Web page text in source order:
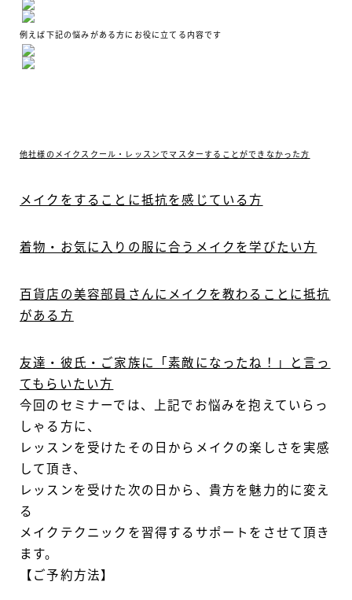
例えば下記の悩みがある方にお役に立てる内容です
他社様のメイクスクール・レッスンでマスターすることができなかった方
メイクをすることに抵抗を感じている方
着物・お気に入りの服に合うメイクを学びたい方
百貨店の美容部員さんにメイクを教わることに抵抗
がある方
友達・彼氏・ご家族に「素敵になったね！」と言っ
てもらいたい方
今回のセミナーでは、上記でお悩みを抱えていらっ
しゃる方に、
レッスンを受けたその日からメイクの楽しさを実感
して頂き、
レッスンを受けた次の日から、貴方を魅力的に変え
る
メイクテクニックを習得するサポートをさせて頂き
ます。
【ご予約方法】